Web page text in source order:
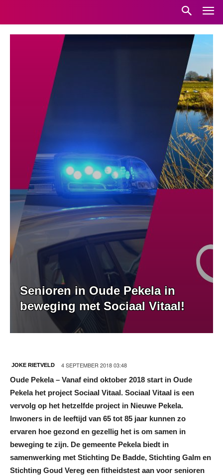
Senioren in Oude Pekela in
beweging met Sociaal Vitaal!
JOKE RIETVELD 4 SEPTEMBER 2018 03:48
Oude Pekela – Vanaf eind oktober 2018 start in Oude
Pekela het project Sociaal Vitaal. Sociaal Vitaal is een
vervolg op het hetzelfde project in Nieuwe Pekela.
Inwoners in de leeftijd van 65 tot 85 jaar kunnen zo
ervaren hoe gezond en gezellig het is om samen in
beweging te zijn. De gemeente Pekela biedt in
samenwerking met Stichting De Badde, Stichting Galm en
Stichting Goud Vereg een fitheidstest aan voor senioren